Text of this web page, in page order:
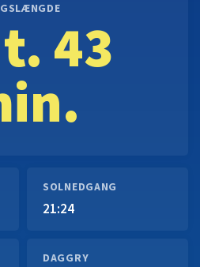
43
SOLNEDGANG
21:24
DAGGRY